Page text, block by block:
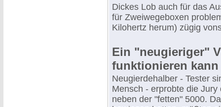
Dickes Lob auch für das
für Zweiwegeboxen
Kilohertz herum) zügig
Ein "neugieriger"
funktionieren kann
Neugierdehalber - Tester
Mensch - erprobte die
neben der "fetten" 5000.